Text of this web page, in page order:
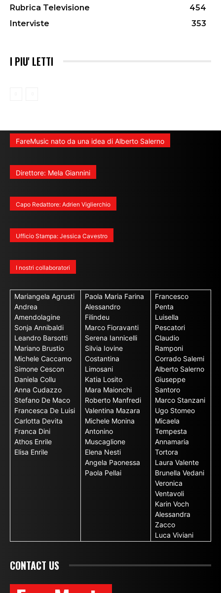
Rubrica Televisione
454
Interviste
353
I PIU' LETTI
FareMusic nato da una idea di Alberto Salerno
Direttore: Mela Giannini
Capo Redattore: Adrien Viglierchio
Ufficio Stampa: Jessica Cavestro
I nostri collaboratori
Mariangela Agrusti
Andrea
Amendolagine
Sonja Annibaldi
Leandro Barsotti
Mariano Brustio
Michele Caccamo
Simone Cescon
Daniela Collu
Anna Cudazzo
Stefano De Maco
Francesca De Luisi
Carlotta Devita
Franca Dini
Athos Enrile
Elisa Enrile
Paola Maria Farina
Alessandro
Filindeu
Marco Fioravanti
Serena Iannicelli
Silvia Iovine
Costantina
Limosani
Katia Losito
Mara Maionchi
Roberto Manfredi
Valentina Mazara
Michele Monina
Antonino
Muscaglione
Elena Nesti
Angela Paonessa
Paola Pellai
Francesco
Penta
Luisella
Pescatori
Claudio
Ramponi
Corrado Salemi
Alberto Salerno
Giuseppe
Santoro
Marco Stanzani
Ugo Stomeo
Micaela
Tempesta
Annamaria
Tortora
Laura Valente
Brunella Vedani
Veronica
Ventavoli
Karin Voch
Alessandra
Zacco
Luca Viviani
CONTACT US